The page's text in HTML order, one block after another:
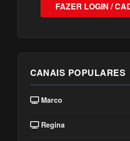
FAZER LOGIN /
CANAIS POPULARES
Marco
Regina